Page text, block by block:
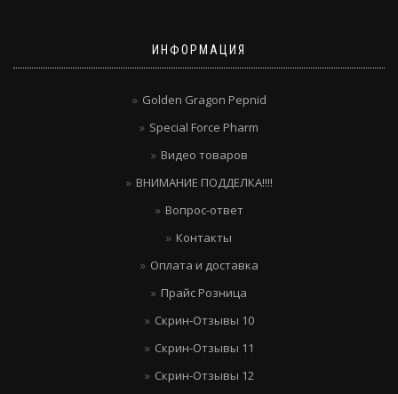
ИНФОРМАЦИЯ
Golden Gragon Pepnid
Special Force Pharm
Видео товаров
ВНИМАНИЕ ПОДДЕЛКА!!!!
Вопрос-ответ
Контакты
Оплата и доставка
Прайс Розница
Скрин-Отзывы 10
Скрин-Отзывы 11
Скрин-Отзывы 12